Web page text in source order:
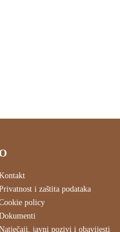
i zaštita podataka
policy
javni pozivi i obavijesti